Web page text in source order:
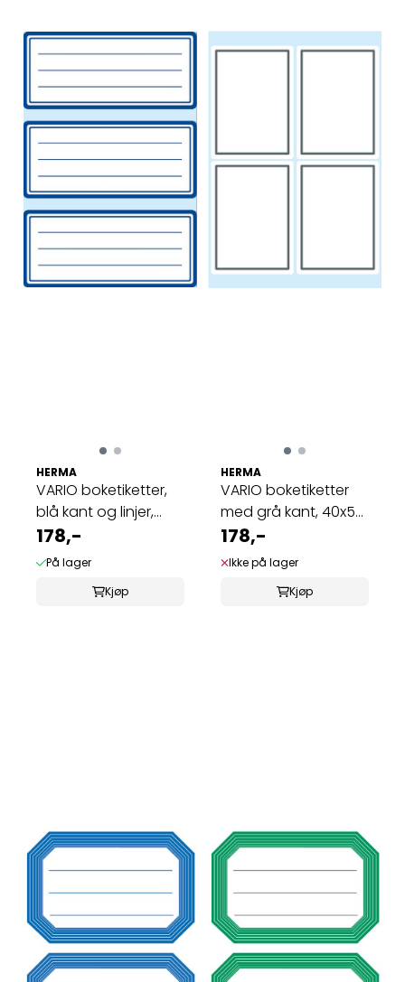
HERMA
VARIO boketiketter,
blå kant og linjer,
76x35 mm, ...
178,-
På lager
Kjøp
HERMA
VARIO boketiketter
med grå kant, 40x55
mm, 6 ark ...
178,-
Ikke på lager
Kjøp